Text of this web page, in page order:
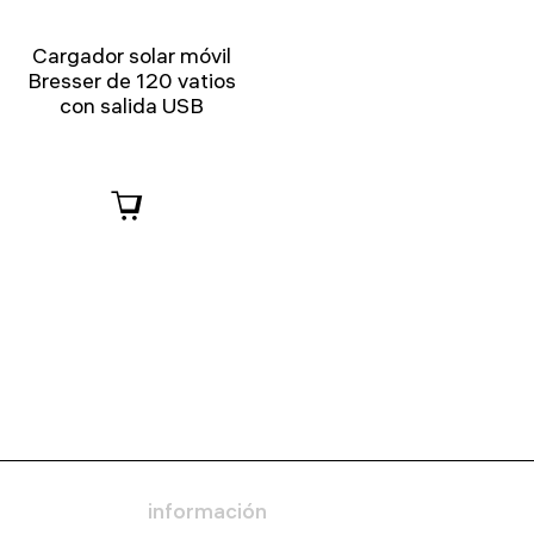
Cargador solar móvil
Bresser de 120 vatios
con salida USB
información